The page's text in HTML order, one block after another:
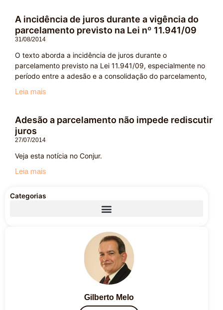
A incidência de juros durante a vigência do
parcelamento previsto na Lei nº 11.941/09
31/08/2014
O texto aborda a incidência de juros durante o
parcelamento previsto na Lei 11.941/09, especialmente no
período entre a adesão e a consolidação do parcelamento,
Leia mais
Adesão a parcelamento não impede rediscutir
juros
27/07/2014
Veja esta notícia no Conjur.
Leia mais
Categorias
Gilberto Melo